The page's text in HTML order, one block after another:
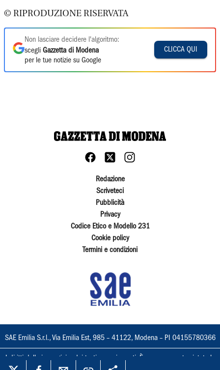
© RIPRODUZIONE RISERVATA
Non lasciare decidere l'algoritmo:
scegli Gazzetta di Modena
per le tue notizie su Google
CLICCA QUI
Redazione
Scriveteci
Pubblicità
Privacy
Codice Etico e Modello 231
Cookie policy
Termini e condizioni
SAE Emilia S.r.l., Via Emilia Est, 985 – 41122, Modena – PI 04155780366
I diritti delle immagini e dei testi sono riservati. È espressamente vietata la